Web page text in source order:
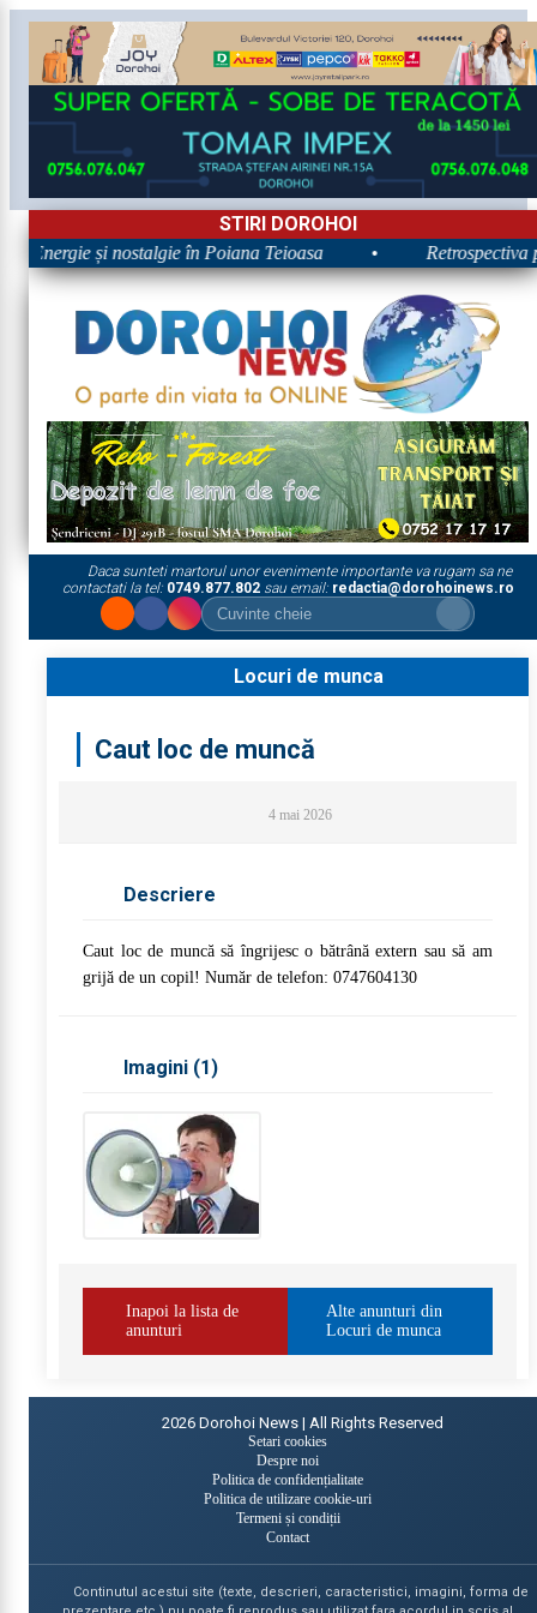
STIRI DOROHOI
Energie și nostalgie în Poiana Teioasa •
Daca sunteti martorul unor evenimente importante va rugam sa ne
contactati la tel: 0749.877.802sau email: redactia@dorohoinews.ro
Locuri de munca
Caut loc de muncă
4 mai 2026
Descriere
Caut loc de muncă să îngrijesc o bătrână extern sau să am
grijă de un copil! Număr de telefon: 0747604130
Imagini (1 )
Inapoi la lista de
anunturi
Alte anunturi din
Locuri de munca
2026 Dorohoi News | All Rights Reserved
Setari cookies
Despre noi
Politica de confidențialitate
Politica de utilizare cookie-uri
Termeni și condiții
Contact
Continutul acestui site (texte, descrieri, caracteristici, imagini, forma de